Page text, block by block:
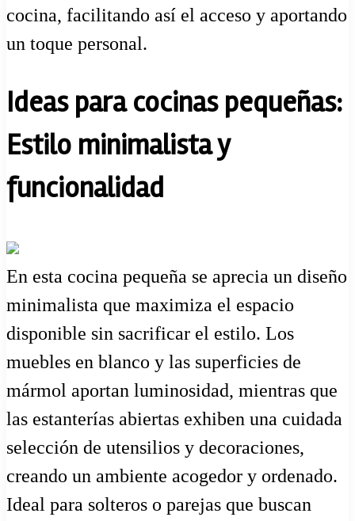
cocina, facilitando así el acceso y aportando
un toque personal.
Ideas para cocinas pequeñas:
Estilo minimalista y
funcionalidad
En esta cocina pequeña se aprecia un diseño
minimalista que maximiza el espacio
disponible sin sacrificar el estilo. Los
muebles en blanco y las superficies de
mármol aportan luminosidad, mientras que
las estanterías abiertas exhiben una cuidada
selección de utensilios y decoraciones,
creando un ambiente acogedor y ordenado.
Ideal para solteros o parejas que buscan